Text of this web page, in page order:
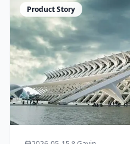
Product Story